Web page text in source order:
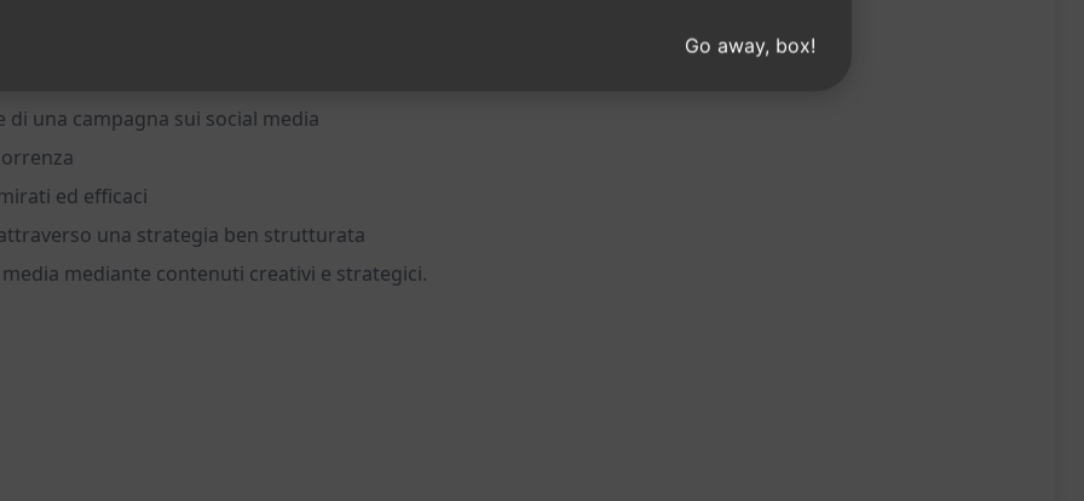
una campagna sui social media
ed efficaci
una strategia ben strutturata
mediante contenuti creativi e strategici.
Go away, box!